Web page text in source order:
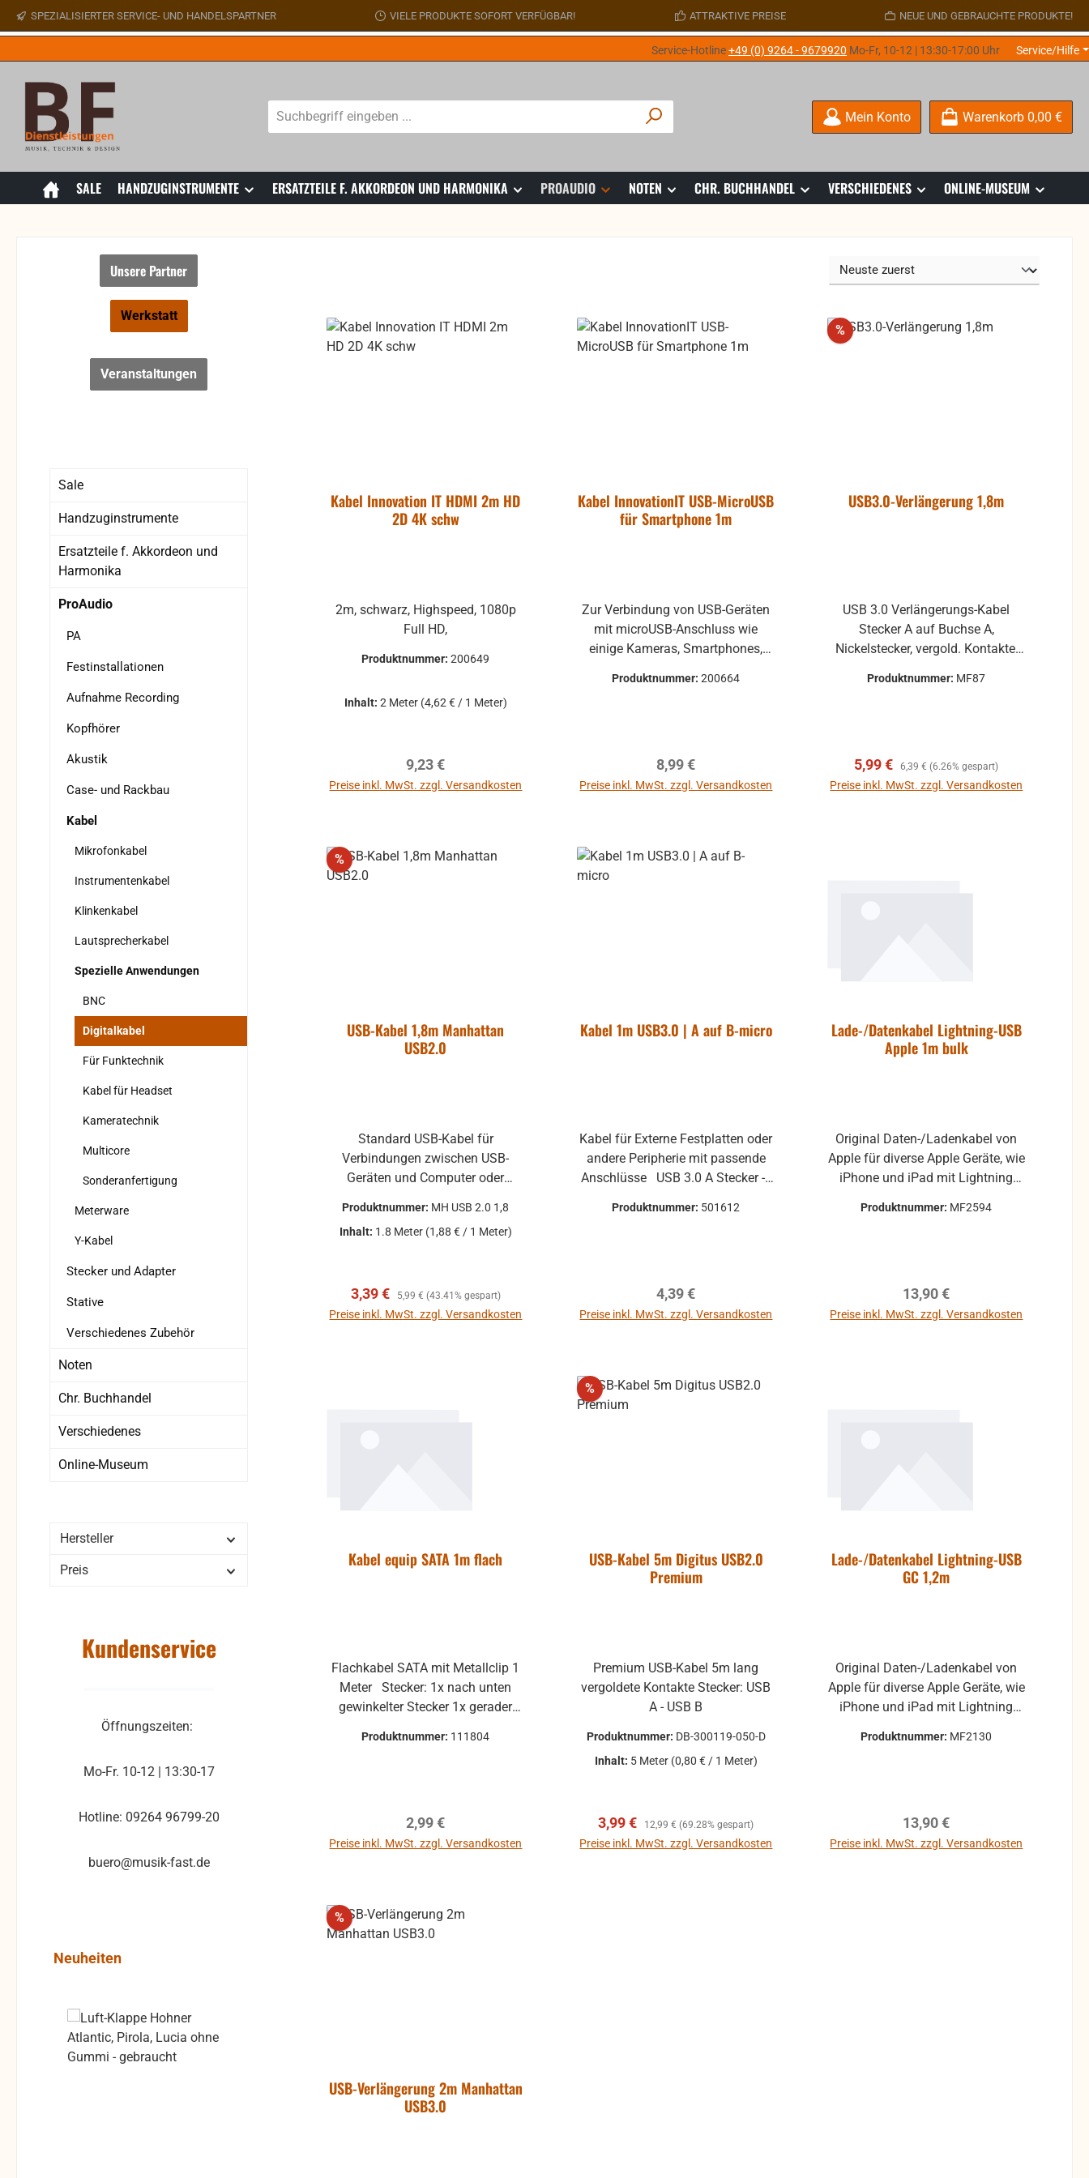
Hauptinhalt springen
Zur Suche springen
Zur Hauptnavigation springen
SPEZIALISIERTER SERVICE- UND HANDELSPARTNER VIELE PRODUKTE SOFORT VERFÜGBAR! ATTRAKTIVE PREISE NEUE UND GEBRAUCHTE PRODUKTE!
Service-Hotline+49 (0) 9264 - 9679920 Mo-Fr, 10-12 | 13:30-17:00 Uhr Service/Hilfe
Mein Konto Warenkorb 0,00 €
SALE HANDZUGINSTRUMENTE ERSATZTEILE F. AKKORDEON UND HARMONIKA PROAUDIO NOTEN CHR. BUCHHANDEL VERSCHIEDENES ONLINE-MUSEUM
Unsere Partner
Werkstatt
Veranstaltungen
Sale
Handzuginstrumente
Ersatzteile f. Akkordeon und
Harmonika
ProAudio
PA
Festinstallationen
Aufnahme Recording
Kopfhörer
Akustik
Case- und Rackbau
Kabel
Mikrofonkabel
Instrumentenkabel
Klinkenkabel
Lautsprecherkabel
Spezielle Anwendungen
BNC
Digitalkabel
Für Funktechnik
Kabel für Headset
Kameratechnik
Multicore
Sonderanfertigung
Meterware
Y-Kabel
Stecker und Adapter
Stative
Verschiedenes Zubehör
Noten
Chr. Buchhandel
Verschiedenes
Online-Museum
Hersteller
Preis
Kundenservice
Öffnungszeiten:
Mo-Fr. 10-12 | 13:30-17
Hotline: 09264 96799-20
buero@musik-fast.de
Produktgalerie überspringen
Neuheiten
Kabel Innovation IT HDMI 2m HD
2D 4K schw
2m, schwarz, Highspeed, 1080p
Full HD,
Produktnummer:200649
Inhalt: 2 Meter (4,62 € / 1 Meter)
Regulärer Preis:
9,23 €
Preise inkl. MwSt. zzgl. Versandkosten
Kabel InnovationIT USB-MicroUSB
für Smartphone 1m
Zur Verbindung von USB-Geräten
mit microUSB-Anschluss wie
einige Kameras, Smartphones,
schwarz
Produktnummer:200664
Regulärer Preis:
8,99 €
Preise inkl. MwSt. zzgl. Versandkosten
%Rabatt
USB3.0-Verlängerung 1,8m
USB 3.0 Verlängerungs-Kabel
Stecker A auf Buchse A,
Nickelstecker, vergold. Kontakte,
Produktnummer: MF87
Verkaufspreis:
5,99 € Regulärer Preis:
6,39 € (6.26% gespart)
Preise inkl. MwSt. zzgl. Versandkosten
%Rabatt
USB-Kabel 1,8m Manhattan
USB2.0
Standard USB-Kabel für
Verbindungen zwischen USB-
Geräten und Computer oder
Interfaces, Drucker, Scanner, ...
Stecker: USB A - USB B silber
Produktnummer: MH USB 2.0 1,8
Inhalt: 1.8 Meter (1,88 € / 1 Meter)
Verkaufspreis:
3,39 € Regulärer Preis:
5,99 € (43.41% gespart)
Preise inkl. MwSt. zzgl. Versandkosten
Kabel 1m USB3.0 | A auf B-micro
Kabel für Externe Festplatten oder
andere Peripherie mit passende
Anschlüsse USB 3.0 A Stecker ->
Produktnummer: 501612
Regulärer Preis:
4,39 €
Preise inkl. MwSt. zzgl. Versandkosten
Lade-/Datenkabel Lightning-USB
Apple 1m bulk
Original Daten-/Ladenkabel von
Apple für diverse Apple Geräte, wie
iPhone und iPad mit Lightning
Produktnummer: MF2594
Regulärer Preis:
13,90 €
Preise inkl. MwSt. zzgl. Versandkosten
Kabel equip SATA 1m flach
Flachkabel SATA mit Metallclip 1
Meter Stecker: 1x nach unten
gewinkelter Stecker 1x gerader
Produktnummer: 111804
Regulärer Preis:
2,99 €
Preise inkl. MwSt. zzgl. Versandkosten
%Rabatt
USB-Kabel 5m Digitus USB2.0
Premium
Premium USB-Kabel 5m lang
vergoldete Kontakte Stecker: USB
A - USB B
Produktnummer: DB-300119-050-D
Inhalt: 5 Meter (0,80 € / 1 Meter)
Verkaufspreis:
3,99 € Regulärer Preis:
12,99 € (69.28% gespart)
Preise inkl. MwSt. zzgl. Versandkosten
Lade-/Datenkabel Lightning-USB
GC 1,2m
Original Daten-/Ladenkabel von
Apple für diverse Apple Geräte, wie
iPhone und iPad mit Lightning
Produktnummer: MF2130
Regulärer Preis:
13,90 €
Preise inkl. MwSt. zzgl. Versandkosten
%Rabatt
USB-Verlängerung 2m Manhattan
USB3.0